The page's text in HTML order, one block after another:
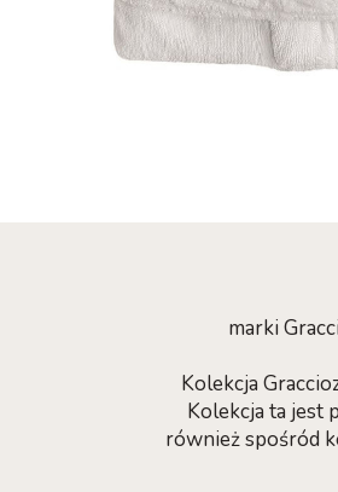
marki
Kolekcja
Kolekcja ta jest
również spośród